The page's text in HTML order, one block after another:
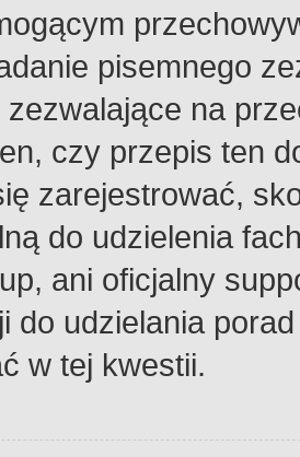
pisemnego
zezwalające na
czy przepis ten
zarejestrować,
do udzielenia
ani oficjalny
do udzielania
w tej kwestii.